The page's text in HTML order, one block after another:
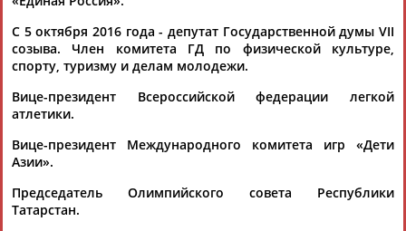
...Мурат Хасанов, Сергей Чепиков, Рима Баталова,Марат
Бариев, Дмитрий Свищев, Александр Прокопьев, Наталья
Кувшинова...
06.10.2016
Хабаровском крае
...комитета России (ОКР) Александр Жуков (Новосибирская
Татарстан) и др. ...
(Проект:Информационное агентство СТАДИОН
C 5 октября 2016 года - депутат Государственной думы VII
созыва. Член комитета ГД по физической культуре,
спорту, туризму и делам молодежи.
Вице-президент Всероссийской федерации легкой
атлетики.
Вице-президент Международного комитета игр «Дети
Азии».
Председатель Олимпийского совета Республики
Татарстан.